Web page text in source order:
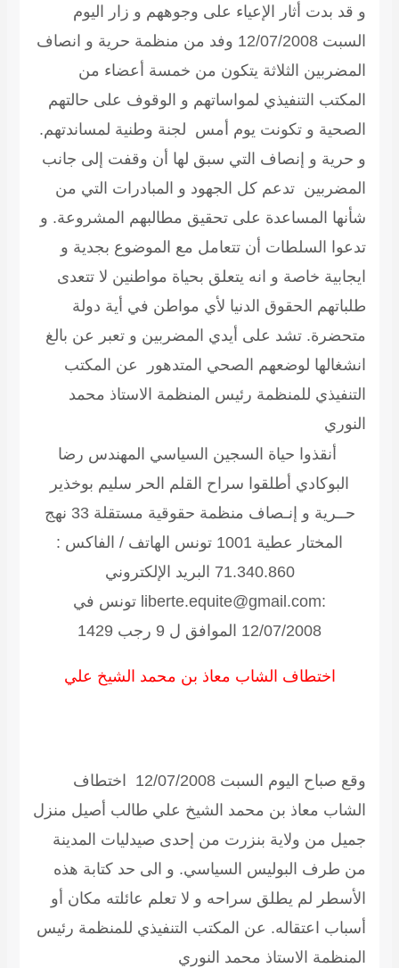
و قد بدت أثار الإعياء على وجوههم و زار اليوم
السبت 12/07/2008 وفد من منظمة حرية و انصاف
المضربين الثلاثة يتكون من خمسة أعضاء من
المكتب التنفيذي لمواساتهم و الوقوف على حالتهم
الصحية و تكونت يوم أمس لجنة وطنية لمساندتهم.
و حرية و إنصاف التي سبق لها أن وقفت إلى جانب
المضربين تدعم كل الجهود و المبادرات التي من
شأنها المساعدة على تحقيق مطالبهم المشروعة. و
تدعوا السلطات أن تتعامل مع الموضوع بجدية و
ايجابية خاصة و انه يتعلق بحياة مواطنين لا تتعدى
طلباتهم الحقوق الدنيا لأي مواطن في أية دولة
متحضرة. تشد على أيدي المضربين و تعبر عن بالغ
انشغالها لوضعهم الصحي المتدهور
عن المكتب
التنفيذي للمنظمة رئيس المنظمة الاستاذ محمد
النوري
أنقذوا حياة السجين السياسي المهندس رضا
البوكادي أطلقوا سراح القلم الحر سليم بوخذير
حــرية و إنـصاف منظمة حقوقية مستقلة
33 نهج
المختار عطية 1001 تونس الهاتف / الفاكس :
71.340.860 البريد الإلكتروني
:liberte.equite@gmail.com تونس في
12/07/2008 الموافق ل 9 رجب 1429
اختطاف الشاب معاذ بن محمد الشيخ علي
وقع صباح اليوم السبت 12/07/2008 اختطاف
الشاب معاذ بن محمد الشيخ علي طالب أصيل منزل
جميل من ولاية بنزرت من إحدى صيدليات المدينة
من طرف البوليس السياسي. و الى حد كتابة هذه
الأسطر لم يطلق سراحه و لا تعلم عائلته مكان أو
أسباب اعتقاله. عن المكتب التنفيذي للمنظمة رئيس
المنظمة الاستاذ محمد النوري